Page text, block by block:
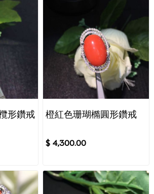
形鑽戒
橙紅色珊瑚橢圓形鑽戒
$ 4,300.00